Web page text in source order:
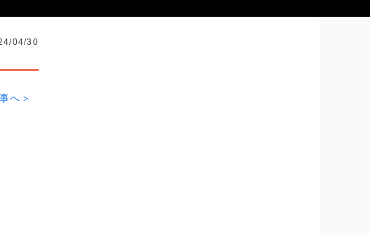
04/30
へ＞